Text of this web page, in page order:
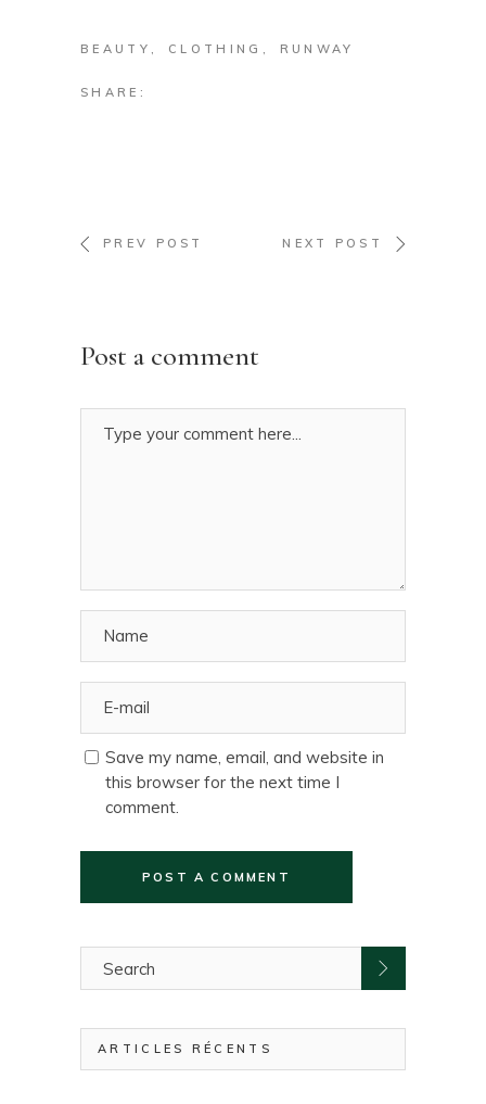
BEAUTY CLOTHING RUNWAY
SHARE:
PREV POST NEXT POST
Post a comment
Save my name, email, and website in
this browser for the next time I
comment.
POST A COMMENT
ARTICLES RÉCENTS